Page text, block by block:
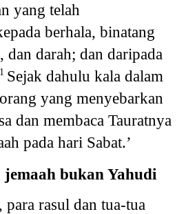
yang telah
berhala, binatang
darah; dan daripada
Sejak dahulu kala dalam
yang menyebarkan
dan membaca Tauratnya
pada hari Sabat.’
bukan Yahudi
para rasul dan tua-tua